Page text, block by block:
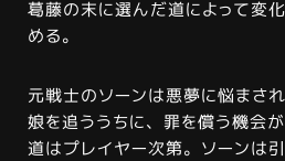
葛藤の末に選んだ道によって変
める。
元戦士のソーンは悪夢に悩まさ
娘を追ううちに、罪を償う機会
道はプレイヤー次第。ソーンは